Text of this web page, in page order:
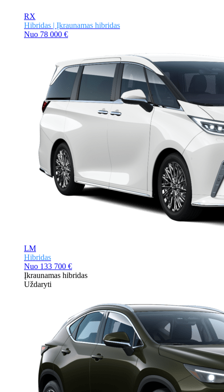
RX
Hibridas | Įkraunamas hibridas
Nuo 78 000 €
LM
Hibridas
Nuo 133 700 €
Įkraunamas hibridas
Uždaryti